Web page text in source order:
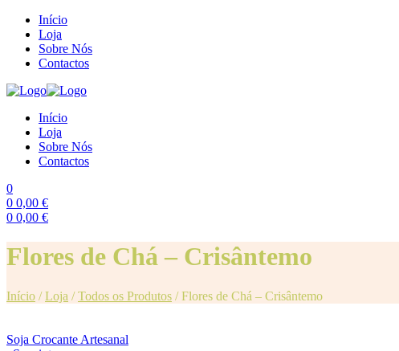
Início
Loja
Sobre Nós
Contactos
Início
Loja
Sobre Nós
Contactos
0
0 0,00 €
0 0,00 €
Flores de Chá – Crisântemo
Início /Loja /Todos os Produtos /Flores de Chá – Crisântemo
Soja Crocante Artesanal